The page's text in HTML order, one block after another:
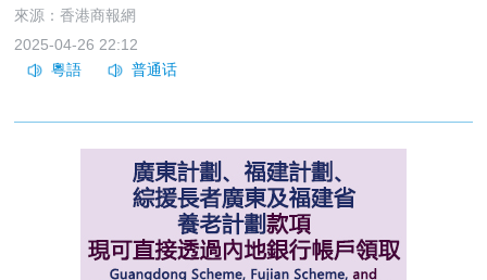
來源：香港商報網
2025-04-26 22:12